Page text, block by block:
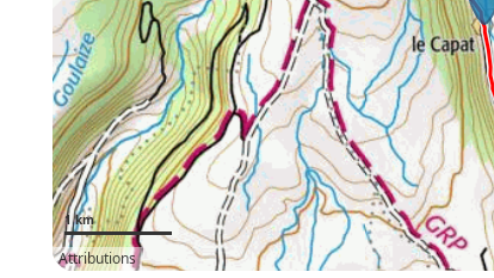
r
l
a
c
a
r
t
e
1 km
Attributions